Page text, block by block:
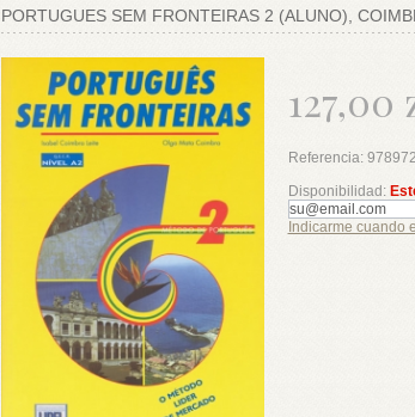
PORTUGUES SEM FRONTEIRAS 2 (ALUNO),
127,00
Referencia:
Disponibilidad:
Indicarme cuando